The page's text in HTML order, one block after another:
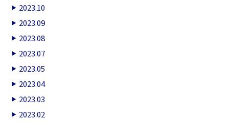
2023.10
2023.09
2023.08
2023.07
2023.05
2023.04
2023.03
2023.02